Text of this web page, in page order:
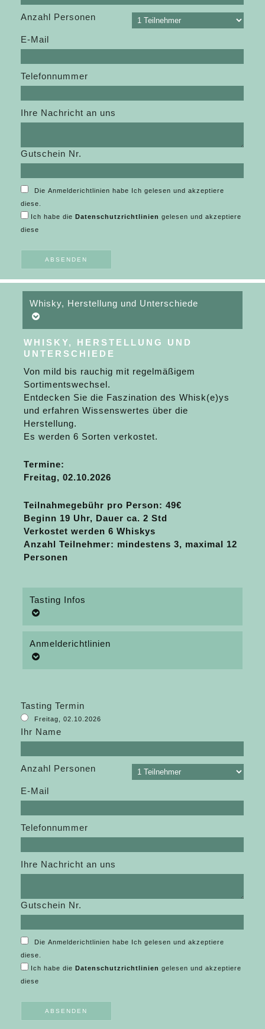
Anzahl Personen
E-Mail
Telefonnummer
Ihre Nachricht an uns
Gutschein Nr.
Die Anmelderichtlinien habe Ich gelesen und akzeptiere
diese.
Ich habe dieDatenschutzrichtlinien gelesen und akzeptiere
diese
Whisky, Herstellung und Unterschiede
WHISKY, HERSTELLUNG UND
UNTERSCHIEDE
Von mild bis rauchig mit regelmäßigem
Sortimentswechsel.
Entdecken Sie die Faszination des Whisk(e)ys
und erfahren Wissenswertes über die
Herstellung.
Es werden 6 Sorten verkostet.
Termine:
Freitag, 02.10.2026
Teilnahmegebühr pro Person: 49€
Beginn 19 Uhr, Dauer ca. 2 Std
Verkostet werden 6 Whiskys
Anzahl Teilnehmer: mindestens 3, maximal 12
Personen
Tasting Infos
Anmelderichtlinien
Tasting Termin
Freitag, 02.10.2026
Ihr Name
Anzahl Personen
E-Mail
Telefonnummer
Ihre Nachricht an uns
Gutschein Nr.
Die Anmelderichtlinien habe Ich gelesen und akzeptiere
diese.
Ich habe dieDatenschutzrichtlinien gelesen und akzeptiere
diese